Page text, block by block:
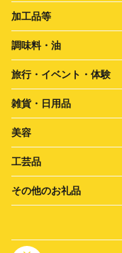
加工品等
調味料・油
旅行・イベント・体験
雑貨・日用品
美容
工芸品
その他のお礼品